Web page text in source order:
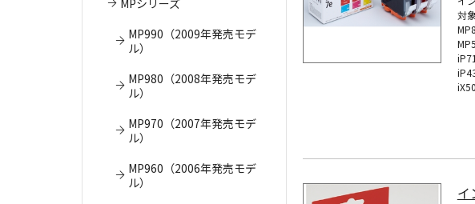
MPシリーズ
MP990（2009年発売モデ
ル）
MP980（2008年発売モデ
ル）
MP970（2007年発売モデ
ル）
MP960（2006年発売モデ
ル）
対
イ